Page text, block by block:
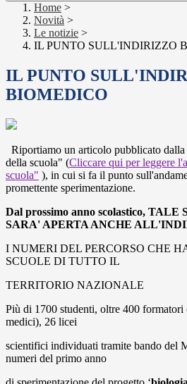
Home >
Novità >
Le notizie >
IL PUNTO SULL'INDIRIZZO
IL PUNTO
BIOMEDICO
Riportiamo un articolo pubblicato
della scuola" (Cliccare qui per leggere
scuola" ), in cui si fa il punto
promettente sperimentazione.
Dal prossimo anno scolastico,
SARA' APERTA ANCHE
I NUMERI DEL PERCORSO CHE
SCUOLE DI TUTTO IL
TERRITORIO NAZIONALE
Più di 1700 studenti, oltre 400 formatori
medici), 26 licei
scientifici individuati tramite bando del
numeri del primo anno